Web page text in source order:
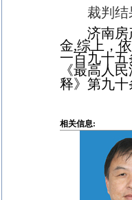
裁判结
济南房
金,综上，
一百九十
《最高人
释》第九
相关信息: